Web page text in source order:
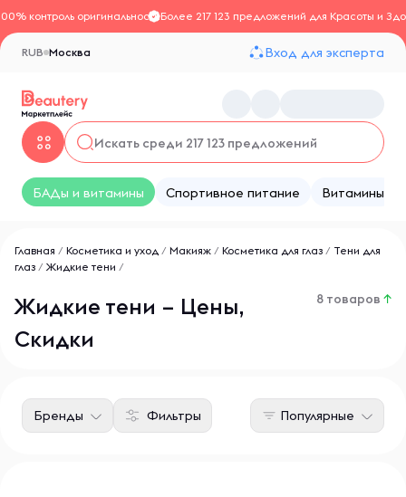
контроль оригинальностиБолее 217 123 предложений для Красоты и
Москва
RUB Вход для эксперта
БАДы и витамины Спортивное питание Витамины
Главная / Косметика и уход / Макияж / Косметика для глаз / Тени для
глаз / Жидкие тени /
Жидкие тени – Цены,
Скидки
8 товаров ↑
Фильтры
Бренды Популярные